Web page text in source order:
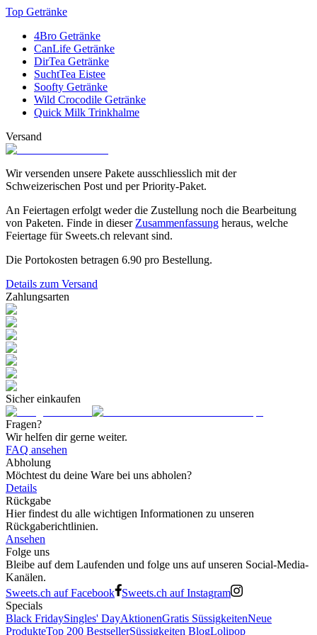
Top Getränke
4Bro Getränke
CanLife Getränke
DirTea Getränke
SuchtTea Eistee
Soofty Getränke
Wild Crocodile Getränke
Quick Milk Trinkhalme
Versand
Wir versenden unsere Pakete ausschliesslich mit der
Schweizerischen Post und per Priority-Paket.
An Feiertagen erfolgt weder die Zustellung noch die Bearbeitung
von Paketen. Finde in dieser Zusammenfassung heraus, welche
Feiertage für Sweets.ch relevant sind.
Die Portokosten betragen 6.90 pro Bestellung.
Details zum Versand
Zahlungsarten
Sicher einkaufen
Fragen?
Wir helfen dir gerne weiter.
FAQ ansehen
Abholung
Möchtest du deine Ware bei uns abholen?
Details
Rückgabe
Hier findest du alle wichtigen Informationen zu unseren
Rückgaberichtlinien.
Ansehen
Folge uns
Bleibe auf dem Laufenden und folge uns auf unseren Social-Media-
Kanälen.
Sweets.ch auf Facebook
Sweets.ch auf Instagram
Specials
Black FridaySingles' DayAktionenGratis SüssigkeitenNeue
ProdukteTop 200 BestsellerSüssigkeiten BlogLolipop